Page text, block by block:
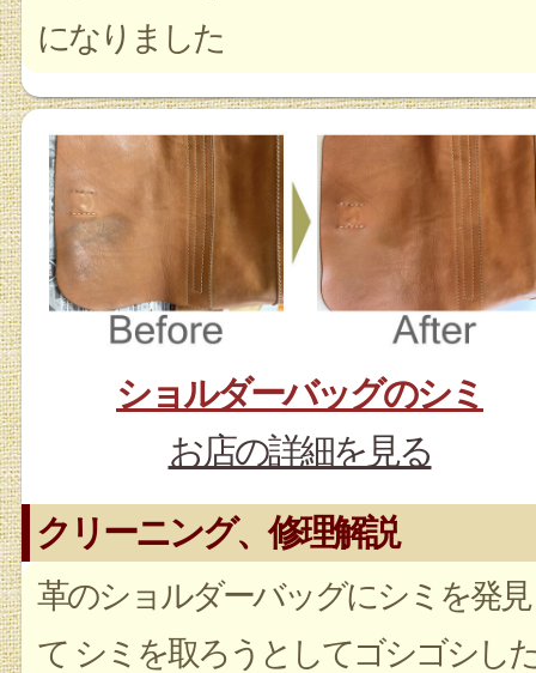
になりました
ショルダーバッグのシミ
お店の詳細を見る
クリーニング、修理解説
革のショルダーバッグにシミを発
て シミを取ろうとしてゴシゴシし